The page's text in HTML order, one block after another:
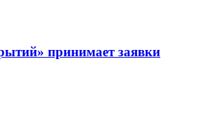
принимает заявки